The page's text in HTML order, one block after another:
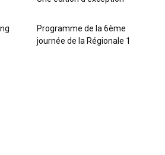
Programme de la 6ème
journée de la Régionale 1